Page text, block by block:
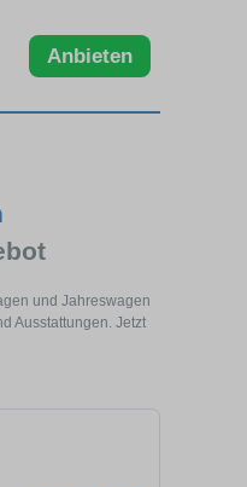
Anbieten
und Jahreswagen
Ausstattungen. Jetzt